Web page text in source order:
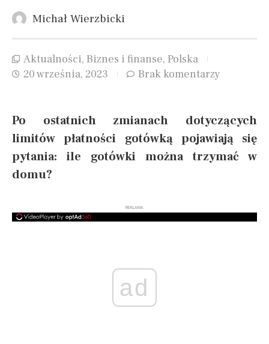
Michał Wierzbicki
Aktualności, Biznes i finanse, Polska
20 września, 2023
Brak komentarzy
Po ostatnich zmianach dotyczących
limitów płatności gotówką pojawiają się
pytania: ile gotówki można trzymać w
domu?
REKLAMA
ad